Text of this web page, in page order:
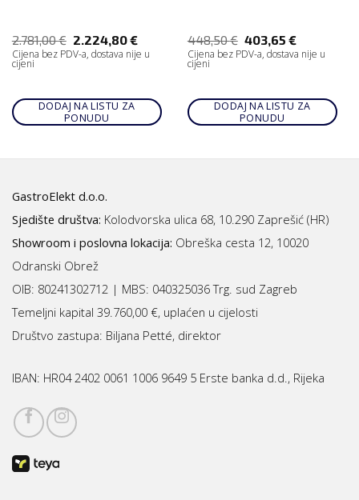
2.781,00€ 2.224,80€
Cijena bez PDV-a, dostava nije u
cijeni
DODAJ NA LISTU ZA
PONUDU
448,50€ 403,65€
Cijena bez PDV-a, dostava nije u
cijeni
DODAJ NA LISTU ZA
PONUDU
GastroElekt d.o.o.
Sjedište društva: Kolodvorska ulica 68, 10.290 Zaprešić (HR)
Showroom i poslovna lokacija: Obreška cesta 12, 10020
Odranski Obrež
OIB: 80241302712 | MBS: 040325036 Trg. sud Zagreb
Temeljni kapital 39.760,00 €, uplaćen u cijelosti
Društvo zastupa: Biljana Petté, direktor
IBAN: HR04 2402 0061 1006 9649 5 Erste banka d.d., Rijeka